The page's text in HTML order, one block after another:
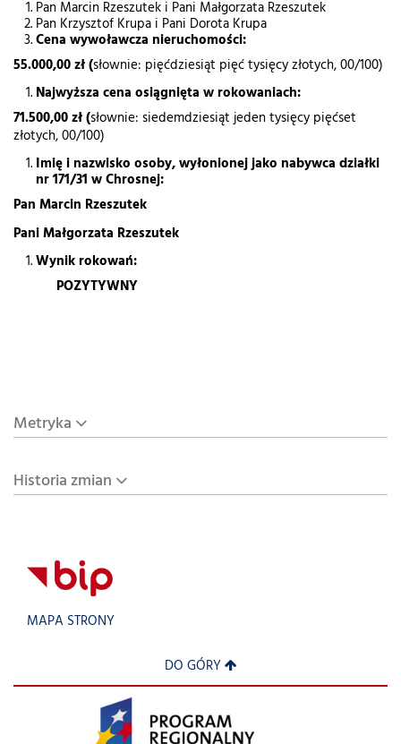
Pan Marcin Rzeszutek i Pani Małgorzata Rzeszutek
Pan Krzysztof Krupa i Pani Dorota Krupa
Cena wywoławcza nieruchomości:
55.000,00 zł (słownie: pięćdziesiąt pięć tysięcy złotych, 00/100)
Najwyższa cena osiągnięta w rokowaniach:
71.500,00 zł (słownie: siedemdziesiąt jeden tysięcy pięćset
złotych, 00/100)
Imię i nazwisko osoby, wyłonionej jako nabywca działki
nr 171/31 w Chrosnej:
Pan Marcin Rzeszutek
Pani Małgorzata Rzeszutek
Wynik rokowań:
POZYTYWNY
Metryka
Historia zmian
MAPA STRONY
DO GÓRY